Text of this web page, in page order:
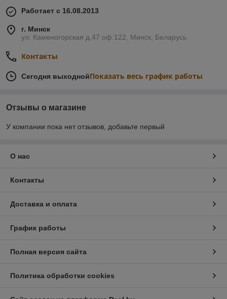
Работает с 16.08.2013
г. Минск
ул. Каменогорская д.47 оф.122, Минск, Беларусь
Контакты
Сегодня выходнойПоказать весь график работы
Отзывы о магазине
У компании пока нет отзывов, добавьте первый
О нас
Контакты
Доставка и оплата
График работы
Полная версия сайта
Политика обработки cookies